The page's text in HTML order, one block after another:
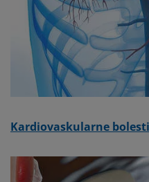
Kardiovaskularne bolesti